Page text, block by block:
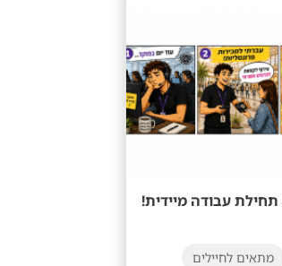
מתאים לחיילים